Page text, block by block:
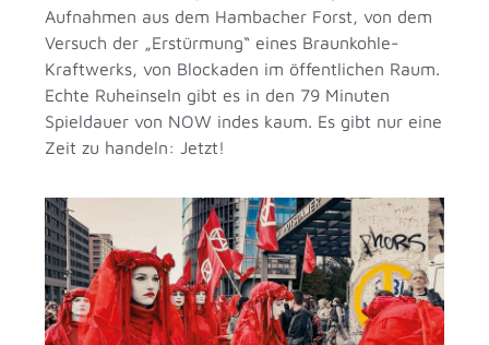
Aufnahmen aus dem Hambacher Forst, von dem
Versuch der „Erstürmung“ eines Braunkohle-
Kraftwerks, von Blockaden im öffentlichen Raum.
Echte Ruheinseln gibt es in den 79 Minuten
Spieldauer von NOW indes kaum. Es gibt nur eine
Zeit zu handeln: Jetzt!